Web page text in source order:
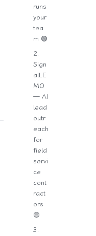
runs
your
tea
m 🟢
2.
Sign
alLE
MO
— AI
lead
outr
each
for
field
servi
ce
cont
ract
ors
🟡
3.